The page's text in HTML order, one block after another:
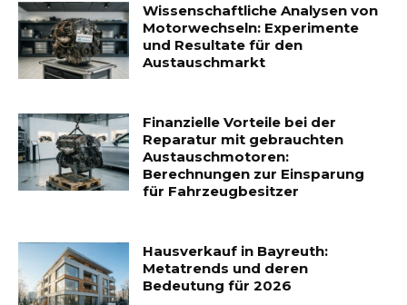
Wissenschaftliche Analysen von
Motorwechseln: Experimente
und Resultate für den
Austauschmarkt
Finanzielle Vorteile bei der
Reparatur mit gebrauchten
Austauschmotoren:
Berechnungen zur Einsparung
für Fahrzeugbesitzer
Hausverkauf in Bayreuth:
Metatrends und deren
Bedeutung für 2026